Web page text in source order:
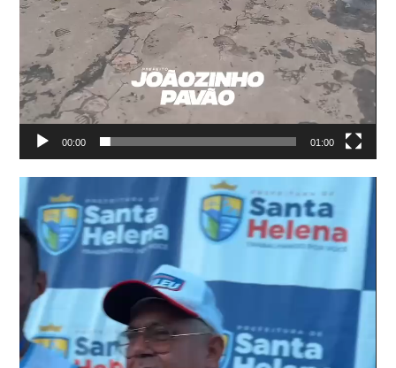
00:00 01:00
Tocador
de
vídeo